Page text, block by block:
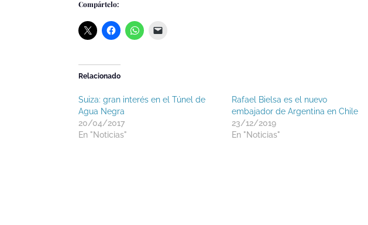
Compártelo:
Relacionado
Suiza: gran interés en el Túnel de
Agua Negra
20/04/2017
En "Noticias"
Rafael Bielsa es el nuevo
embajador de Argentina en Chile
23/12/2019
En "Noticias"